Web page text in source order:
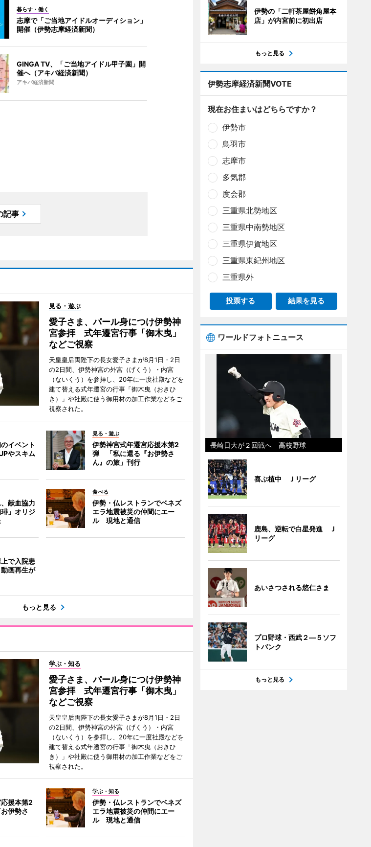
暮らす・働く
志摩で「ご当地アイドルオーディション」
開催（伊勢志摩経済新聞）
GINGA TV、「ご当地アイドル甲子園」開
催へ（アキバ経済新聞）
アキバ経済新聞
記事
見る・遊ぶ
愛子さま、パール身につけ伊勢神
宮参拝 式年遷宮行事「御木曳」
などご視察
天皇皇后両陛下の長女愛子さまが8月1日・2日
の2日間、伊勢神宮の外宮（げくう）・内宮
（ないくう）を参拝し、20年に一度社殿などを
建て替える式年遷宮の行事「御木曳（おきひ
き）」や社殿に使う御用材の加工作業などをご
視察された。
イベント
やスキム
見る・遊ぶ
伊勢神宮式年遷宮応援本第2
弾 「私に還る『お伊勢さ
ん』の旅」刊行
献血協力
」オリジ
食べる
伊勢・仏レストランでベネズ
エラ地震被災の仲間にエー
ル 現地と通信
で入院患
画再生が
もっと見る
学ぶ・知る
愛子さま、パール身につけ伊勢神
宮参拝 式年遷宮行事「御木曳」
などご視察
天皇皇后両陛下の長女愛子さまが8月1日・2日
の2日間、伊勢神宮の外宮（げくう）・内宮
（ないくう）を参拝し、20年に一度社殿などを
建て替える式年遷宮の行事「御木曳（おきひ
き）」や社殿に使う御用材の加工作業などをご
視察された。
援本第2
伊勢さ
学ぶ・知る
伊勢・仏レストランでベネズ
エラ地震被災の仲間にエー
ル 現地と通信
伊勢の「二軒茶屋餅角屋本
店」が内宮前に初出店
もっと見る
伊勢志摩経済新聞VOTE
現在お住まいはどちらですか？
伊勢市
鳥羽市
志摩市
多気郡
度会郡
三重県北勢地区
三重県中南勢地区
三重県伊賀地区
三重県東紀州地区
三重県外
投票する 結果を見る
ワールドフォトニュース
長崎日大が２回戦へ 高校野球
喜ぶ植中 Ｊリーグ
鹿島、逆転で白星発進 Ｊ
リーグ
あいさつされる悠仁さま
プロ野球・西武２―５ソフ
トバンク
もっと見る